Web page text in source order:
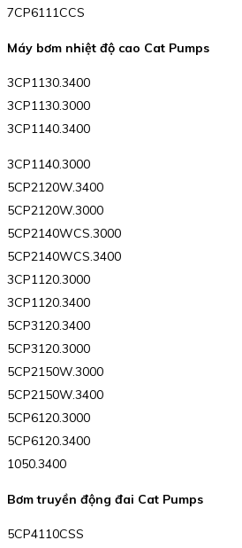
7CP6111CCS
Máy bơm nhiệt độ cao Cat Pumps
3CP1130.3400
3CP1130.3000
3CP1140.3400
3CP1140.3000
5CP2120W.3400
5CP2120W.3000
5CP2140WCS.3000
5CP2140WCS.3400
3CP1120.3000
3CP1120.3400
5CP3120.3400
5CP3120.3000
5CP2150W.3000
5CP2150W.3400
5CP6120.3000
5CP6120.3400
1050.3400
Bơm truyền động đai Cat Pumps
5CP4110CSS